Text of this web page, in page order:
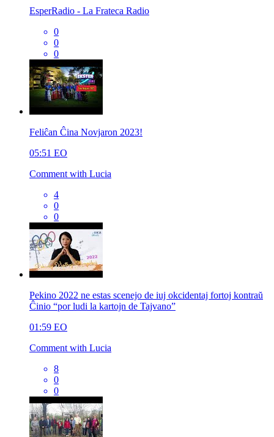
EsperRadio - La Frateca Radio
0
0
0
Feliĉan Ĉina Novjaron 2023!
05:51 EO
Comment with Lucia
4
0
0
Pekino 2022 ne estas scenejo de iuj okcidentaj fortoj kontraŭ
Ĉinio “por ludi la kartojn de Tajvano”
01:59 EO
Comment with Lucia
8
0
0